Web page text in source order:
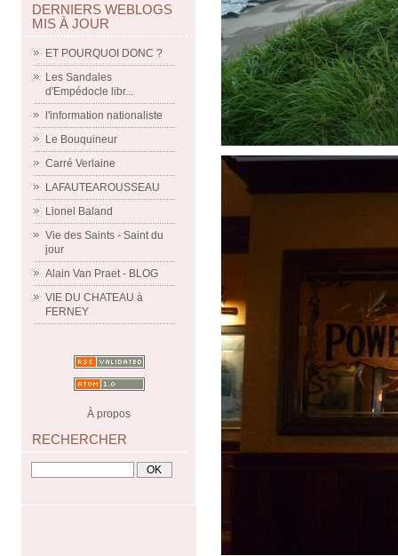
DERNIERS WEBLOGS
MIS À JOUR
ET POURQUOI DONC ?
Les Sandales
d'Empédocle libr...
l'information nationaliste
Le Bouquineur
Carré Verlaine
LAFAUTEAROUSSEAU
Lionel Baland
Vie des Saints - Saint du
jour
Alain Van Praet - BLOG
VIE DU CHATEAU à
FERNEY
À propos
RECHERCHER